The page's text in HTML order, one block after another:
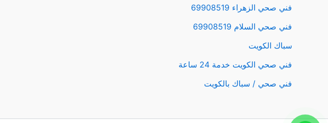
فني صحي الزهراء 69908519
فني صحي السلام 69908519
سباك الكويت
فني صحي الكويت خدمة 24 ساعة
فني صحي / سباك بالكويت